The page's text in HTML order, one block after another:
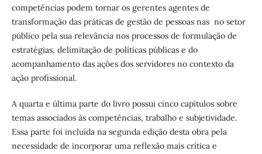
competências podem tornar os gerentes agentes de
transformação das práticas de gestão de pessoas nas no setor
público pela sua relevância nos processos de formulação de
estratégias, delimitação de políticas públicas e do
acompanhamento das ações dos servidores no contexto da
ação profissional.
A quarta e última parte do livro possui cinco capítulos sobre
temas associados às competências, trabalho e subjetividade.
Essa parte foi incluída na segunda edição desta obra pela
necessidade de incorporar uma reflexão mais crítica e